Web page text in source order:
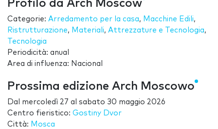
Profilo da Arch Moscow
Categorie: Arredamento per la casa, Macchine Edili,
Ristrutturazione, Materiali, Attrezzature e Tecnologia,
Tecnologia
Periodicità: anual
Area di influenza: Nacional
Prossima edizione Arch Moscowo
Dal mercoledì 27 al sabato 30 maggio 2026
Centro fieristico: Gostiny Dvor
Città: Mosca